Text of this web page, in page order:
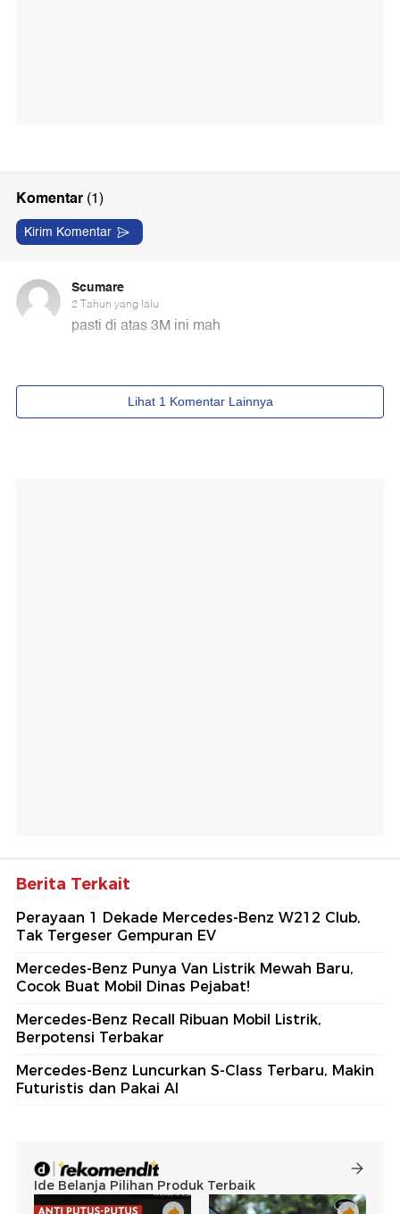
Berita Terkait
Perayaan 1 Dekade Mercedes-Benz W212 Club,
Tak Tergeser Gempuran EV
Mercedes-Benz Punya Van Listrik Mewah Baru,
Cocok Buat Mobil Dinas Pejabat!
Mercedes-Benz Recall Ribuan Mobil Listrik,
Berpotensi Terbakar
Mercedes-Benz Luncurkan S-Class Terbaru, Makin
Futuristis dan Pakai AI